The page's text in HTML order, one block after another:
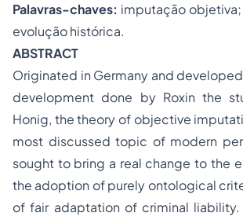
Palavras-chaves: imputação
evolução histórica.
ABSTRACT
Originated in Germany and
development done by Roxin the
Honig, the theory of objective
most discussed topic of modern
sought to bring a real change to the
the adoption of purely ontological
of fair adaptation of criminal